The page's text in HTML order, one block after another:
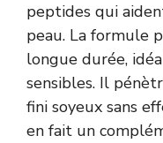
peptides qui
peau. La formule
longue durée,
sensibles. Il
fini soyeux sans
en fait un